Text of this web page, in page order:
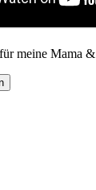
meine Mama &